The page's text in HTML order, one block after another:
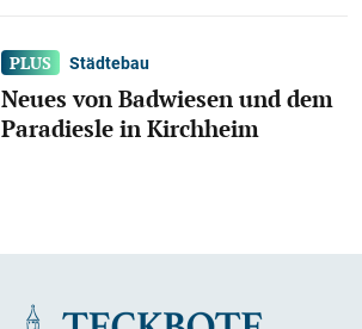
Städtebau
Neues von Badwiesen und dem
Paradiesle in Kirchheim